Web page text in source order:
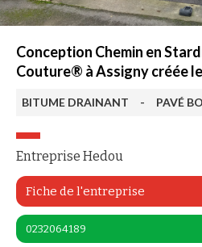
Conception Chemin en
Couture® à Assigny créée
BITUME DRAINANT - PAVÉ
Entreprise Hedou
Fiche de l'entreprise
0232064189